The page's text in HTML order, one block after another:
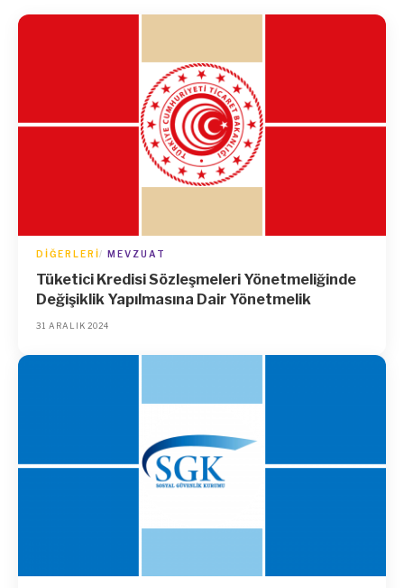
DIĞERLERI MEVZUAT
Tüketici Kredisi Sözleşmeleri Yönetmeliğinde
Değişiklik Yapılmasına Dair Yönetmelik
31 ARALIK 2024